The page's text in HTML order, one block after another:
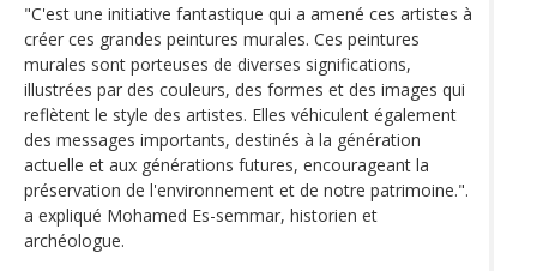
"C'est une initiative fantastique qui a amené ces artistes à
créer ces grandes peintures murales. Ces peintures
murales sont porteuses de diverses significations,
illustrées par des couleurs, des formes et des images qui
reflètent le style des artistes. Elles véhiculent également
des messages importants, destinés à la génération
actuelle et aux générations futures, encourageant la
préservation de l'environnement et de notre patrimoine.".
a expliqué Mohamed Es-semmar, historien et
archéologue.